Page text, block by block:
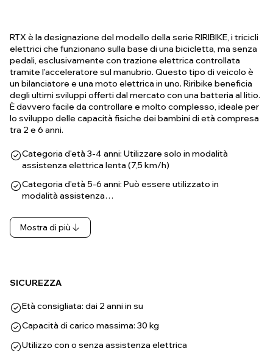
RTX è la designazione del modello della serie RIRIBIKE, i tricicli
elettrici che funzionano sulla base di una bicicletta, ma senza
pedali, esclusivamente con trazione elettrica controllata
tramite l'acceleratore sul manubrio. Questo tipo di veicolo è
un bilanciatore e una moto elettrica in uno. Riribike beneficia
degli ultimi sviluppi offerti dal mercato con una batteria al litio.
È davvero facile da controllare e molto complesso, ideale per
lo sviluppo delle capacità fisiche dei bambini di età compresa
tra 2 e 6 anni.
Categoria d'età 3-4 anni: Utilizzare solo in modalità
assistenza elettrica lenta (7,5 km/h)
Categoria d'età 5-6 anni: Può essere utilizzato in
modalità assistenza…
Mostra di più
SICUREZZA
Età consigliata: dai 2 anni in su
Capacità di carico massima: 30 kg
Utilizzo con o senza assistenza elettrica